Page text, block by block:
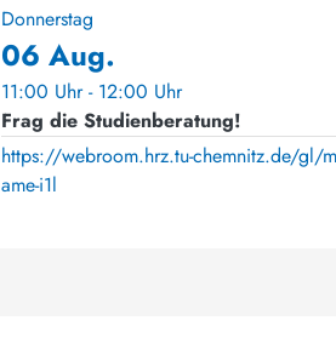
Donnerstag
06 Aug.
11:00 Uhr - 12:00 Uhr
Frag die Studienberatung!
https://webroom.hrz.tu-chemnitz.de/gl/
ame-i1l